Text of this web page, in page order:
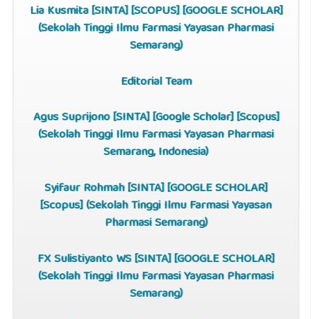
Lia Kusmita [SINTA] [SCOPUS] [GOOGLE SCHOLAR]
(Sekolah Tinggi Ilmu Farmasi Yayasan Pharmasi
Semarang)
Editorial Team
Agus Suprijono [SINTA][Google Scholar][Scopus]
(Sekolah Tinggi Ilmu Farmasi Yayasan Pharmasi
Semarang, Indonesia)
Syifaur Rohmah [SINTA] [GOOGLE SCHOLAR]
[Scopus] (Sekolah Tinggi Ilmu Farmasi Yayasan
Pharmasi Semarang)
FX Sulistiyanto WS [SINTA] [GOOGLE SCHOLAR]
(Sekolah Tinggi Ilmu Farmasi Yayasan Pharmasi
Semarang)